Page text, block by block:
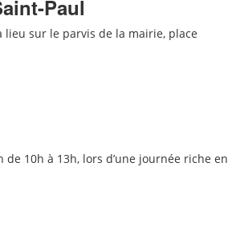
Paul
sur le parvis de la mairie, place
10h à 13h, lors d’une journée riche en